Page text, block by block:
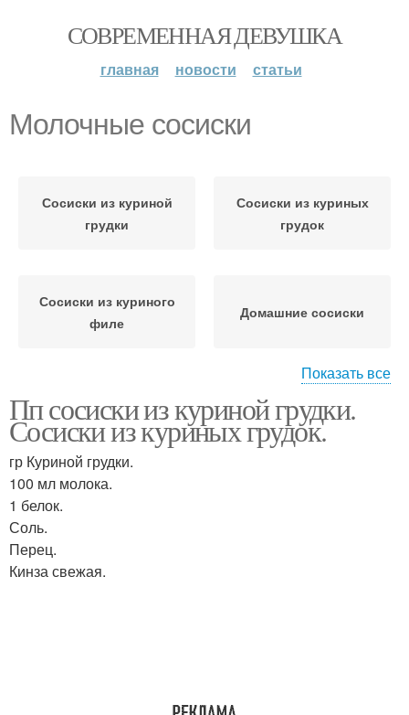
СОВРЕМЕННАЯ ДЕВУШКА
главная новости статьи
Молочные сосиски
Сосиски из куриной
грудки
Сосиски из куриных
грудок
Сосиски из куриного
филе
Домашние сосиски
Сосиски по пошаговому
рецепту
Сосиски в домашних
условиях из
Показать все
Пп сосиски из куриной грудки.
Сосиски из куриных грудок.
гр Куриной грудки.
100 мл молока.
1 белок.
Соль.
Перец.
Кинза свежая.